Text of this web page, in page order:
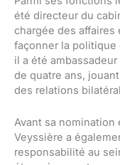
été directeur du
chargée des affaires
façonner la politique
il a été
de quatre ans,
des relations
Avant sa nomination
Veyssière a
responsabilité au